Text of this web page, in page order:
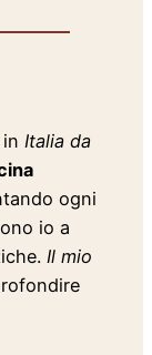
Italia da
ogni
io a
Il mio